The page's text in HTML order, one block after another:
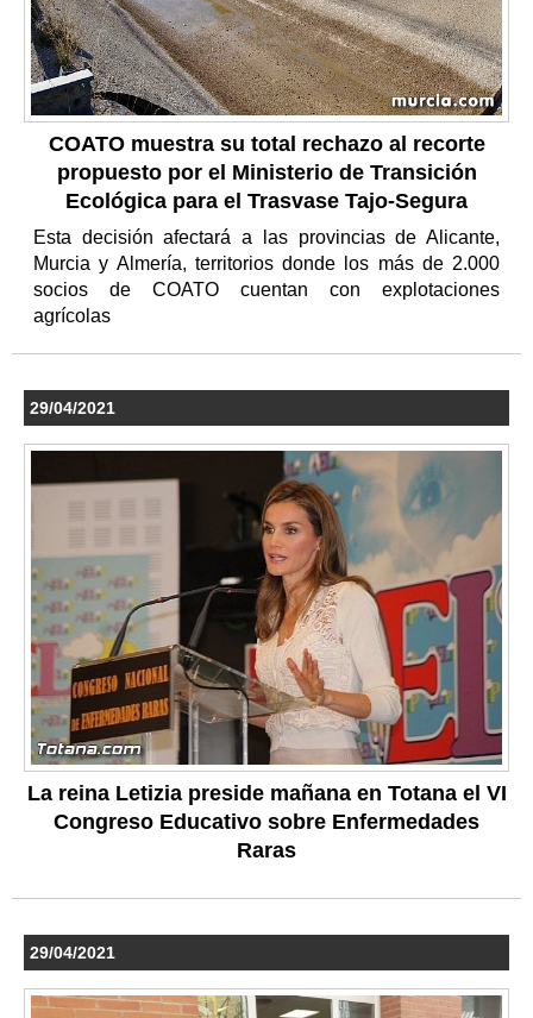
COATO muestra su total rechazo al recorte
propuesto por el Ministerio de Transición
Ecológica para el Trasvase Tajo-Segura
Esta decisión afectará a las provincias de Alicante,
Murcia y Almería, territorios donde los más de 2.000
socios de COATO cuentan con explotaciones
agrícolas
29/04/2021
La reina Letizia preside mañana en Totana el VI
Congreso Educativo sobre Enfermedades
Raras
29/04/2021